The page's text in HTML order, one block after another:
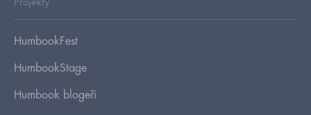
Projekty
HumbookFest
HumbookStage
Humbook blogeři